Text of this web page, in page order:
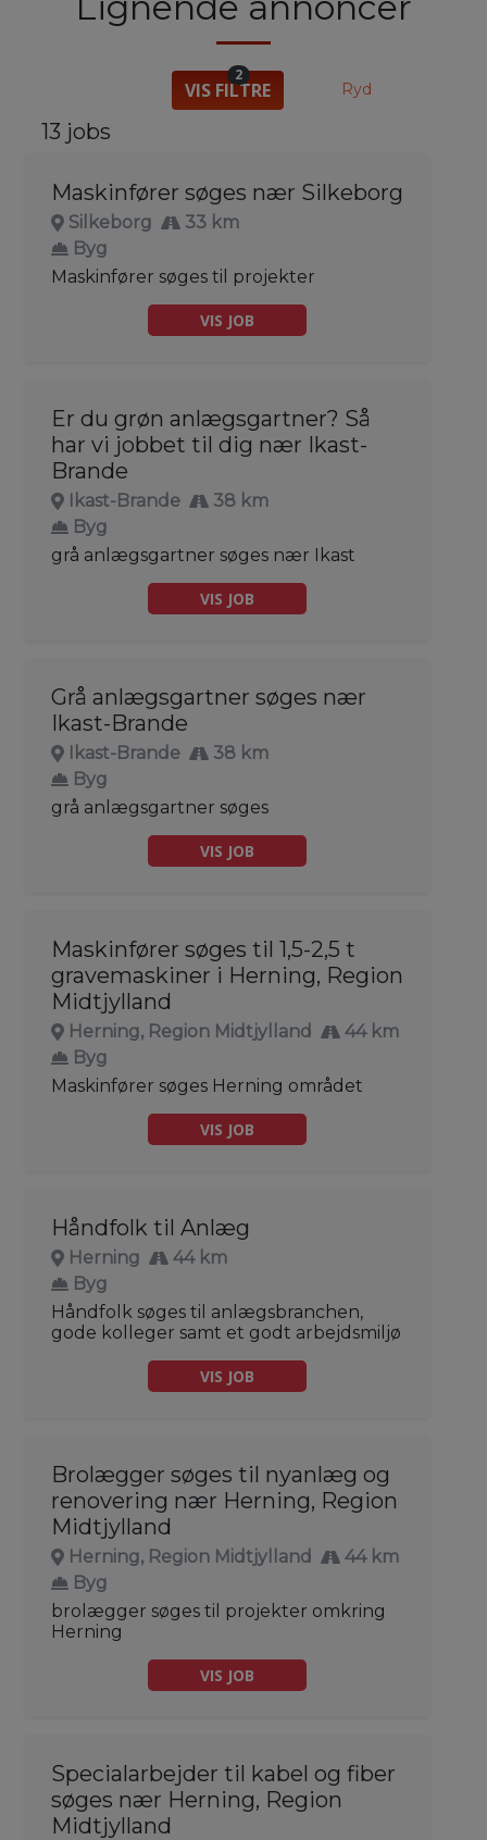
VIS FILTRE
2
Ryd
13 jobs
Maskinfører søges nær Silkeborg
Silkeborg
33 km
Byg
Maskinfører søges til projekter
VIS JOB
Er du grøn anlægsgartner? Så
har vi jobbet til dig nær Ikast-
Brande
Ikast-Brande
38 km
Byg
grå anlægsgartner søges nær Ikast
VIS JOB
Grå anlægsgartner søges nær
Ikast-Brande
Ikast-Brande
38 km
Byg
grå anlægsgartner søges
VIS JOB
Maskinfører søges til 1,5-2,5 t
gravemaskiner i Herning, Region
Midtjylland
Herning, Region Midtjylland
44 km
Byg
Maskinfører søges Herning området
VIS JOB
Håndfolk til Anlæg
Herning
44 km
Byg
Håndfolk søges til anlægsbranchen,
gode kolleger samt et godt arbejdsmiljø
VIS JOB
Brolægger søges til nyanlæg og
renovering nær Herning, Region
Midtjylland
Herning, Region Midtjylland
44 km
Byg
brolægger søges til projekter omkring
Herning
VIS JOB
Specialarbejder til kabel og fiber
søges nær Herning, Region
Midtjylland